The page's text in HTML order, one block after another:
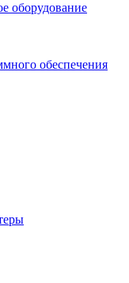
оборудование
обеспечения